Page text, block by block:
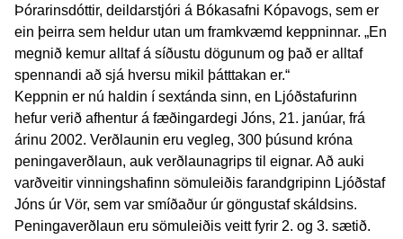
Þórarinsdóttir, deildarstjóri á Bókasafni Kópavogs, sem er
ein þeirra sem heldur utan um framkvæmd keppninnar. „En
megnið kemur alltaf á síðustu dögunum og það er alltaf
spennandi að sjá hversu mikil þátttakan er.“
Keppnin er nú haldin í sextánda sinn, en Ljóðstafurinn
hefur verið afhentur á fæðingardegi Jóns, 21. janúar, frá
árinu 2002. Verðlaunin eru vegleg, 300 þúsund króna
peningaverðlaun, auk verðlaunagrips til eignar. Að auki
varðveitir vinningshafinn sömuleiðis farandgripinn Ljóðstaf
Jóns úr Vör, sem var smíðaður úr göngustaf skáldsins.
Peningaverðlaun eru sömuleiðis veitt fyrir 2. og 3. sætið.